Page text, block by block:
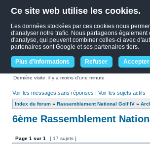
Ce site web utilise les cookies.
Les données stockées par ces cookies nous
d'analyser notre trafic. Nous partageons
d'analyse, qui peuvent combiner celles-ci avec
partenaires sont Google et ses partenaires tiers.
Plus d'informations Refuser Accepter
Dernière visite: il y a moins d’une minute
Voir les messages sans réponses | Voir les sujets actifs
Index du forum » Rassemblement National Golf IV »
6ème Rassemblement
Page 1 sur 1 [ 17 sujets ]